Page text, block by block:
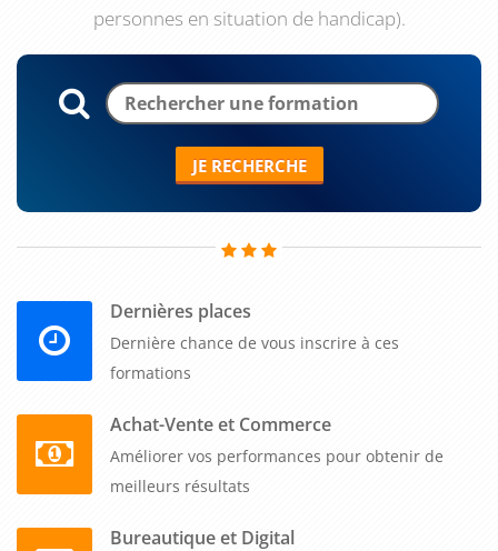
personnes en situation de handicap).
JE RECHERCHE
Dernières places
Dernière chance de vous inscrire à ces
formations
Achat-Vente et Commerce
Améliorer vos performances pour obtenir de
meilleurs résultats
Bureautique et Digital